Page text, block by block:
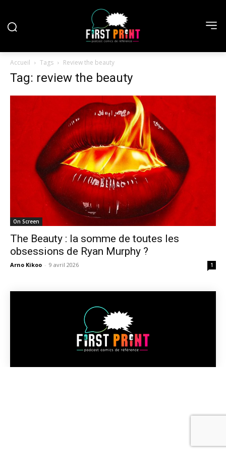
Accueil Tags Review the beauty
Tag: review the beauty
On Screen
The Beauty : la somme de toutes les
obsessions de Ryan Murphy ?
Arno Kikoo - 9 avril 2026 1